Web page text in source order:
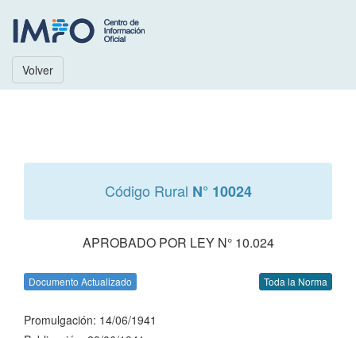
Volver
Código Rural N° 10024
APROBADO POR LEY N° 10.024
Documento Actualizado Toda la Norma
Promulgación: 14/06/1941